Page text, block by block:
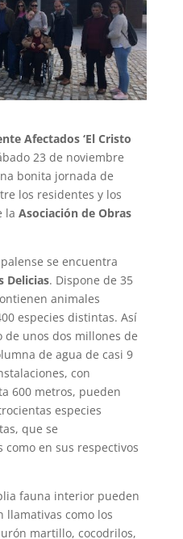
Afectados ‘El Cristo
23 de noviembre
bonita jornada de
los residentes y los
la Asociación de Obras
se encuentra
Delicias. Dispone de 35
animales
especies distintas. Así
unos dos millones de
de agua de casi 9
con
600 metros, pueden
especies
que se
en sus respectivos
fauna interior pueden
llamativas como los
martillo, cocodrilos,